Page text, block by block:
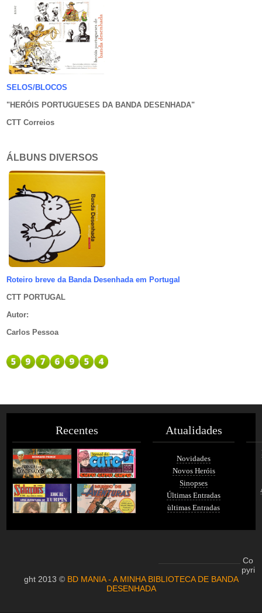
SELOS/BLOCOS
"HERÓIS PORTUGUESES DA BANDA DESENHADA"
CTT Correios
ÁLBUNS DIVERSOS
Roteiro breve da Banda Desenhada em Portugal
CTT PORTUGAL
Autor:
Carlos Pessoa
Recentes Atualidades
Novidades
Novos Heróis
Sinopses
Últimas Entradas
ùltimas Entradas
Co
pyri
ght 2013 © BD MANIA - A MINHA BIBLIOTECA DE BANDA
DESENHADA